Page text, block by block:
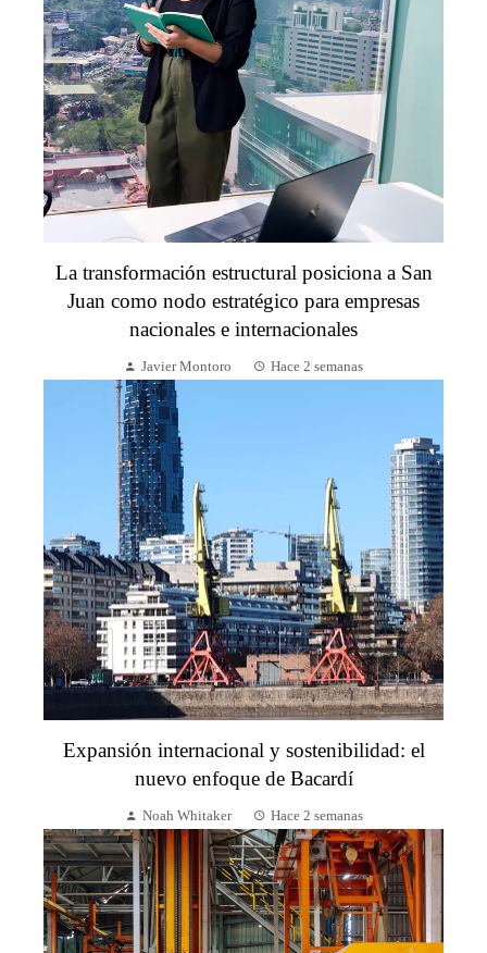
La transformación estructural posiciona a San
Juan como nodo estratégico para empresas
nacionales e internacionales
Javier Montoro Hace 2 semanas
Expansión internacional y sostenibilidad: el
nuevo enfoque de Bacardí
Noah Whitaker Hace 2 semanas